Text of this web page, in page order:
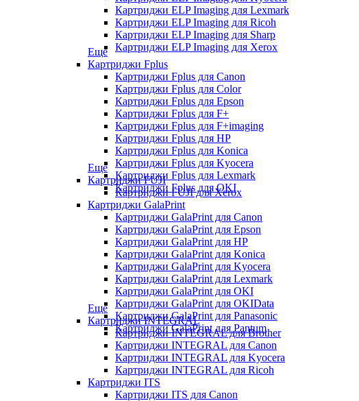
Картриджи ELP Imaging для Lexmark
Картриджи ELP Imaging для Ricoh
Картриджи ELP Imaging для Sharp
Картриджи ELP Imaging для Xerox
Еще
Картриджи Fplus
Картриджи Fplus для Canon
Картриджи Fplus для Color
Картриджи Fplus для Epson
Картриджи Fplus для F+
Картриджи Fplus для F+imaging
Картриджи Fplus для HP
Картриджи Fplus для Konica
Картриджи Fplus для Kyocera
Картриджи Fplus для Lexmark
Картриджи Fplus для OKI
Еще
Картриджи FUJI
Картриджи FUJI для Xerox
Картриджи GalaPrint
Картриджи GalaPrint для Canon
Картриджи GalaPrint для Epson
Картриджи GalaPrint для HP
Картриджи GalaPrint для Konica
Картриджи GalaPrint для Kyocera
Картриджи GalaPrint для Lexmark
Картриджи GalaPrint для OKI
Картриджи GalaPrint для OKIData
Картриджи GalaPrint для Panasonic
Картриджи GalaPrint для Pantum
Еще
Картриджи INTEGRAL
Картриджи INTEGRAL для Brother
Картриджи INTEGRAL для Canon
Картриджи INTEGRAL для Kyocera
Картриджи INTEGRAL для Ricoh
Картриджи ITS
Картриджи ITS для Canon